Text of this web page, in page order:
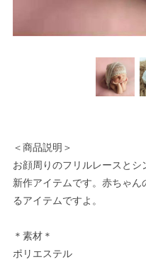
＜商品説明＞
お顔周りのフリルレースとシ
新作アイテムです。赤ちゃ
るアイテムですよ。
＊素材＊
ポリエステル